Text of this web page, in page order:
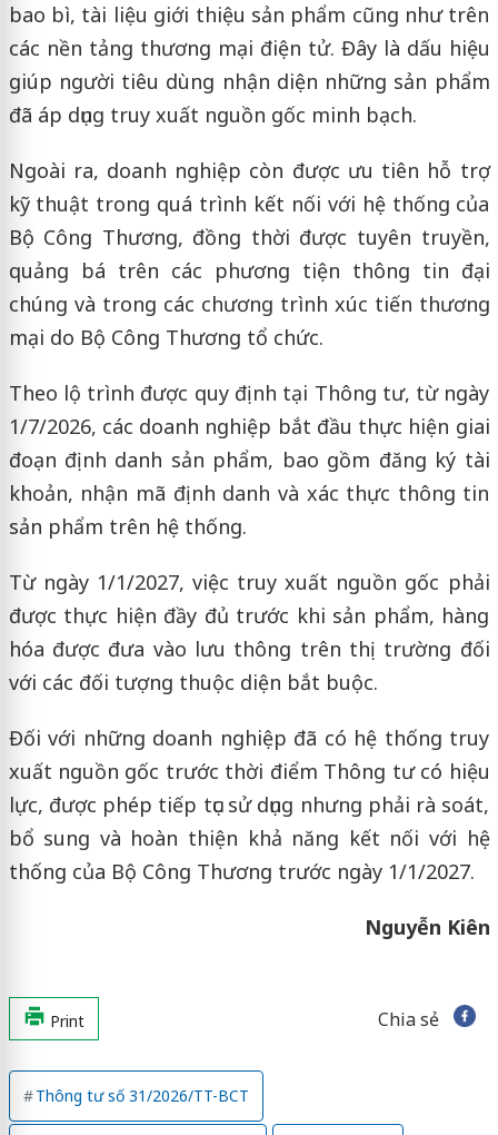
bao bì, tài liệu giới thiệu sản phẩm cũng như trên
các nền tảng thương mại điện tử. Đây là dấu hiệu
giúp người tiêu dùng nhận diện những sản phẩm
đã áp dụng truy xuất nguồn gốc minh bạch.
Ngoài ra, doanh nghiệp còn được ưu tiên hỗ trợ
kỹ thuật trong quá trình kết nối với hệ thống của
Bộ Công Thương, đồng thời được tuyên truyền,
quảng bá trên các phương tiện thông tin đại
chúng và trong các chương trình xúc tiến thương
mại do Bộ Công Thương tổ chức.
Theo lộ trình được quy định tại Thông tư, từ ngày
1/7/2026, các doanh nghiệp bắt đầu thực hiện giai
đoạn định danh sản phẩm, bao gồm đăng ký tài
khoản, nhận mã định danh và xác thực thông tin
sản phẩm trên hệ thống.
Từ ngày 1/1/2027, việc truy xuất nguồn gốc phải
được thực hiện đầy đủ trước khi sản phẩm, hàng
hóa được đưa vào lưu thông trên thị trường đối
với các đối tượng thuộc diện bắt buộc.
Đối với những doanh nghiệp đã có hệ thống truy
xuất nguồn gốc trước thời điểm Thông tư có hiệu
lực, được phép tiếp tục sử dụng nhưng phải rà soát,
bổ sung và hoàn thiện khả năng kết nối với hệ
thống của Bộ Công Thương trước ngày 1/1/2027.
Nguyễn Kiên
Print Chia sẻ
Thông tư số 31/2026/TT-BCT